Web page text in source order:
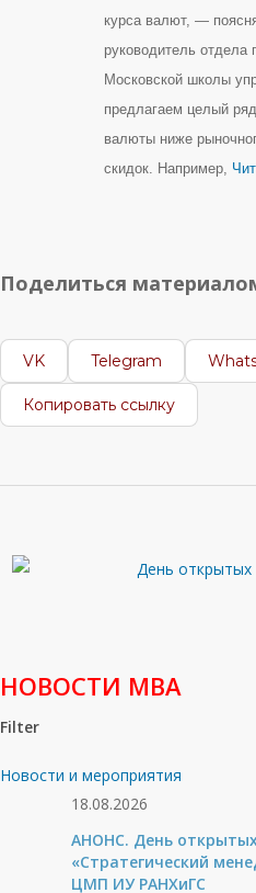
курса валют, —
руководитель отдела
Московской школы
предлагаем целый
валюты ниже
скидок. Например,
Поделиться
VK Telegram
Копировать ссылку
НОВОСТИ МВА
Filter
Новости и мероприятия
18.08.2026
АНОНС. День
«Стратегический
ЦМП ИУ РАНХиГС